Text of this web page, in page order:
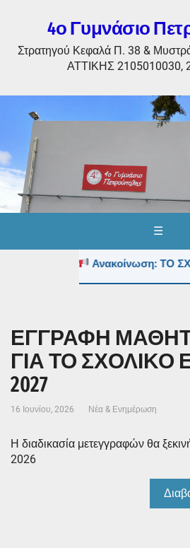
4ο Γυμνάσιο
Στρατηγού Κεφαλά Π. 38 &
ΑΤΤΙΚΗΣ 2105010030,
☰
Ανακοίνωση: ΤΟ
ΕΓΓΡΑΦΗ
ΓΙΑ ΤΟ ΣΧΟΛΙΚΟ
2027
16 Ιουνίου, 2026 Νέα & Ενημέρωση
Η διαδικασία μετεγγραφών θα
2026